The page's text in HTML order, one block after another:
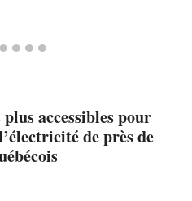
accessibles pour
de près de